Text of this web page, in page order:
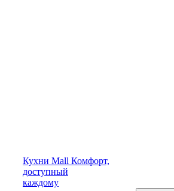
Кухни Mall Комфорт,
доступный
каждому